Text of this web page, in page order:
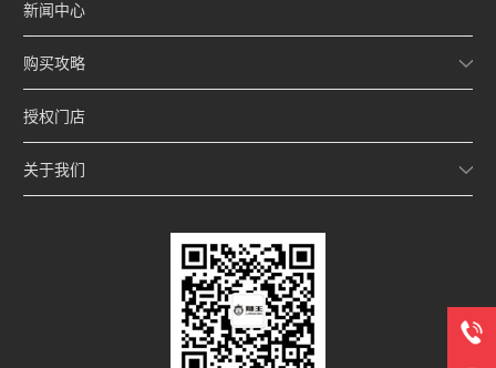
新闻中心
购买攻略
授权门店
关于我们